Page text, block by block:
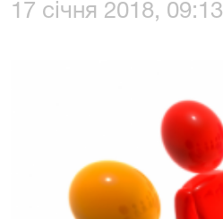
17 січня 2018, 09:13